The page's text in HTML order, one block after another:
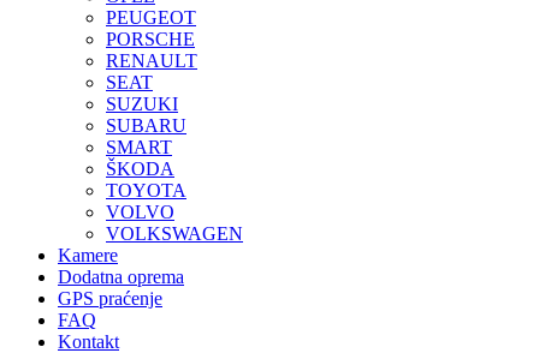
PEUGEOT
PORSCHE
RENAULT
SEAT
SUZUKI
SUBARU
SMART
ŠKODA
TOYOTA
VOLVO
VOLKSWAGEN
Kamere
Dodatna oprema
GPS praćenje
FAQ
Kontakt